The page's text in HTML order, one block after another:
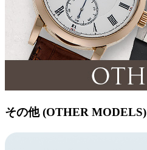
その他 (OTHER MODELS)